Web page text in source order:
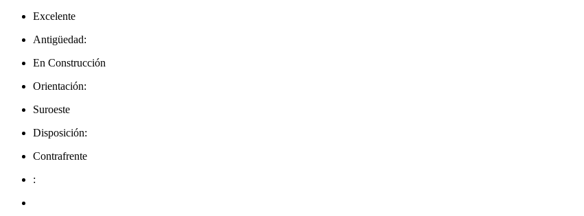
Excelente
Antigüedad:
En Construcción
Orientación:
Suroeste
Disposición:
Contrafrente
: